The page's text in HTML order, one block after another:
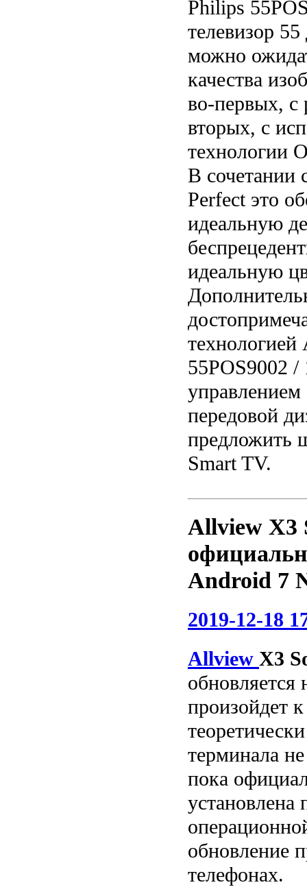
Philips
телевизор
можно
качества
во-первых, с
вторых, с
технологии
В сочетании
Perfect это
идеальную
идеальную
55POS9002 /
передовой
предложить
Smart TV.
Allview X3
Android 7
2019-12-18
Allview X3
произойдет к
терминала
пока
установлена
обновление
телефонах.